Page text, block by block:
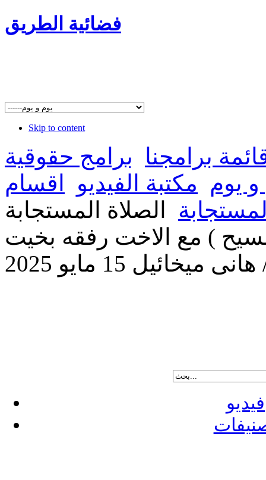
فضائية الطريق
Skip to content
برامجنا
برامج حقوقية
و يوم مكتبة الفيديو
اقسام
الصلاة المستجابة
) مع الاخت رفقه بخيت
ميخائيل 15 مايو 2025
فيديو